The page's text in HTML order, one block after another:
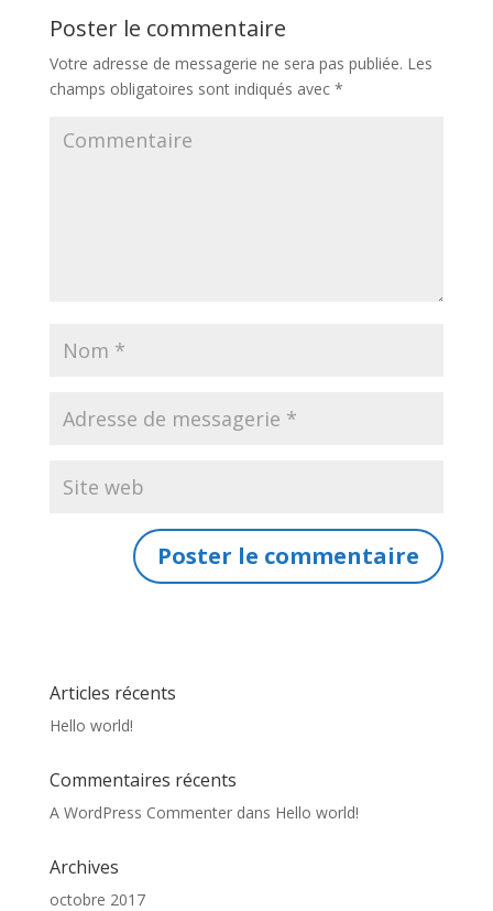
Poster le commentaire
Votre adresse de messagerie ne sera pas publiée. Les
champs obligatoires sont indiqués avec *
Articles récents
Hello world!
Commentaires récents
A WordPress Commenterdans Hello world!
Archives
octobre 2017